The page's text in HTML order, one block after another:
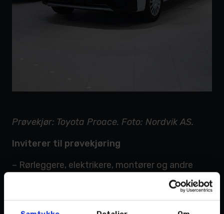
Prøvekjør: Toyota Proace. Foto: Nordvik AS.
Inviterer til prøvekjøring
– Rørleggere, elektrikere, montører og andre
fagfolk i byen er hjertelig velkommen til å
prøvekjøre de nye modellene våre. Det er en